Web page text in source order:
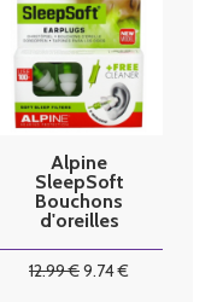
Alpine
SleepSoft
Bouchons
d'oreilles
12.99€9.74€